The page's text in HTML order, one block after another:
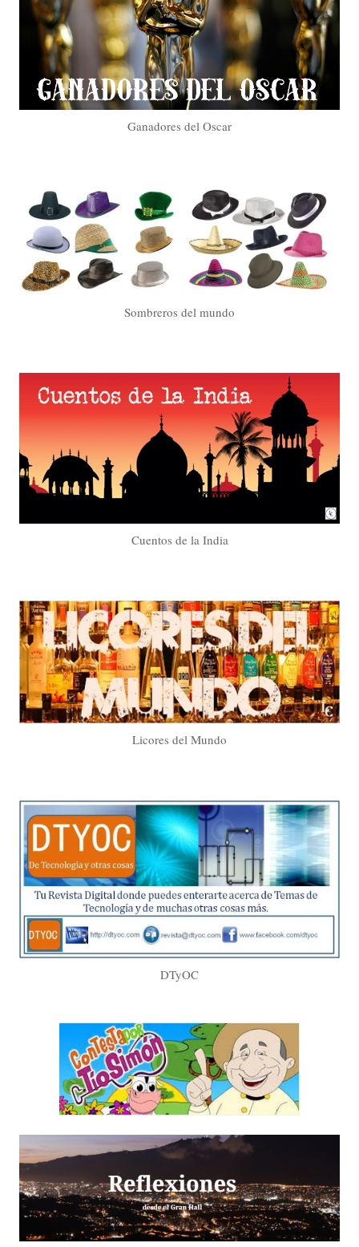
Ganadores del Oscar
Sombreros del mundo
Cuentos de la India
Licores del Mundo
DTyOC